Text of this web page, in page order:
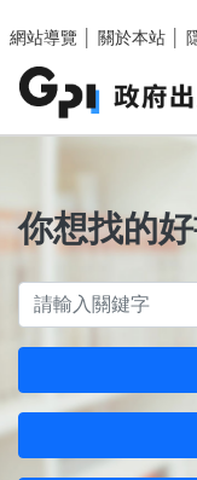
網站導覽
關於本站
你想找的